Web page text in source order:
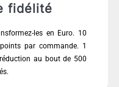
fidélité
les en Euro. 10
par commande. 1
au bout de 500